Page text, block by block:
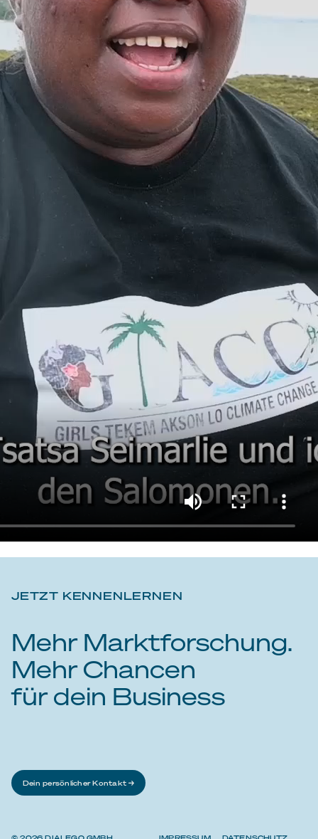
JETZT KENNENLERNEN
Mehr Marktforschung.
Mehr Chancen
für dein Business
Dein persönlicher Kontakt →